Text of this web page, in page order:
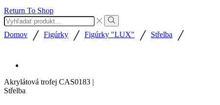
Return To Shop
Search
input
Search
Domov / Figúrky / Figúrky "LUX" / Střelba /
Akrylátová trofej CAS0183 |
Střelba